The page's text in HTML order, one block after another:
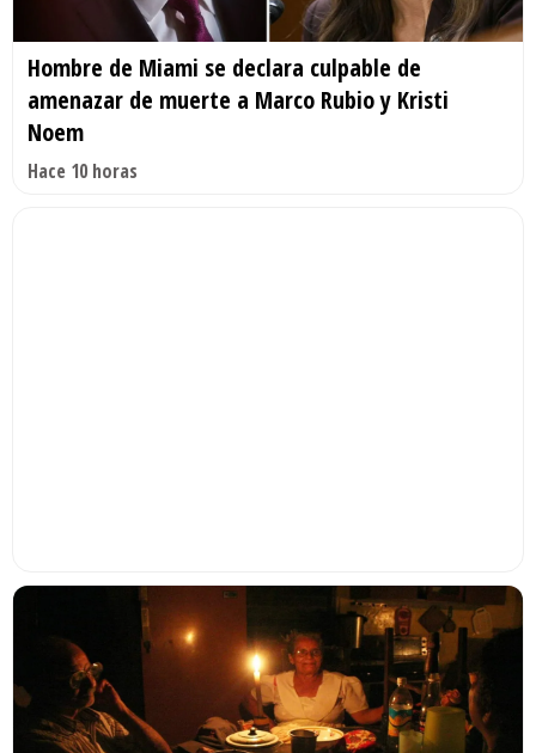
Hombre de Miami se declara culpable de
amenazar de muerte a Marco Rubio y Kristi
Noem
Hace 10 horas